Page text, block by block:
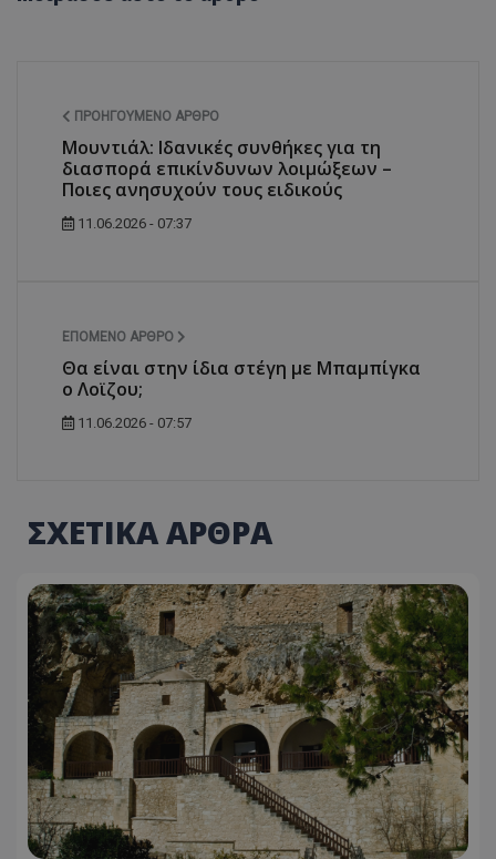
ΠΡΟΗΓΟΎΜΕΝΟ ΆΡΘΡΟ
Μουντιάλ: Ιδανικές συνθήκες για τη
διασπορά επικίνδυνων λοιμώξεων –
Ποιες ανησυχούν τους ειδικούς
11.06.2026 - 07:37
ΕΠΌΜΕΝΟ ΆΡΘΡΟ
Θα είναι στην ίδια στέγη με Μπαμπίγκα
ο Λοϊζου;
11.06.2026 - 07:57
ΣΧΕΤΙΚΑ ΑΡΘΡΑ